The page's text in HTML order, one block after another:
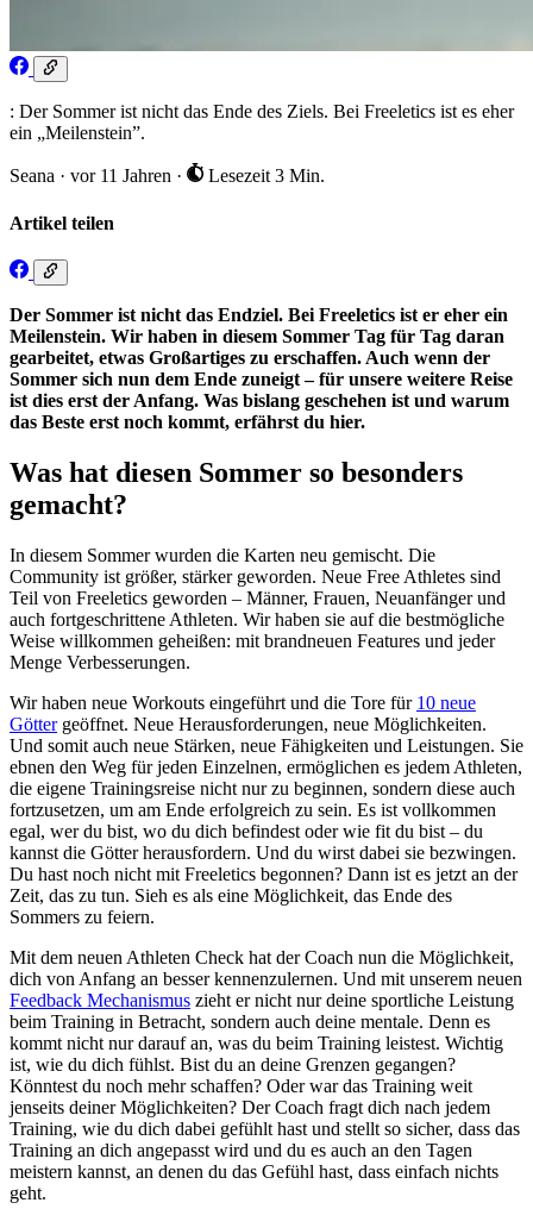
: Der Sommer ist nicht das Ende des Ziels. Bei Freeletics ist es eher
ein „Meilenstein”.
Seana · vor 11 Jahren · Lesezeit 3 Min.
Artikel teilen
Der Sommer ist nicht das Endziel. Bei Freeletics ist er eher ein
Meilenstein. Wir haben in diesem Sommer Tag für Tag daran
gearbeitet, etwas Großartiges zu erschaffen. Auch wenn der
Sommer sich nun dem Ende zuneigt – für unsere weitere Reise
ist dies erst der Anfang. Was bislang geschehen ist und warum
das Beste erst noch kommt, erfährst du hier.
Was hat diesen Sommer so besonders
gemacht?
In diesem Sommer wurden die Karten neu gemischt. Die
Community ist größer, stärker geworden. Neue Free Athletes sind
Teil von Freeletics geworden – Männer, Frauen, Neuanfänger und
auch fortgeschrittene Athleten. Wir haben sie auf die bestmögliche
Weise willkommen geheißen: mit brandneuen Features und jeder
Menge Verbesserungen.
Wir haben neue Workouts eingeführt und die Tore für 10 neue
Göttergeöffnet. Neue Herausforderungen, neue Möglichkeiten.
Und somit auch neue Stärken, neue Fähigkeiten und Leistungen. Sie
ebnen den Weg für jeden Einzelnen, ermöglichen es jedem Athleten,
die eigene Trainingsreise nicht nur zu beginnen, sondern diese auch
fortzusetzen, um am Ende erfolgreich zu sein. Es ist vollkommen
egal, wer du bist, wo du dich befindest oder wie fit du bist – du
kannst die Götter herausfordern. Und du wirst dabei sie bezwingen.
Du hast noch nicht mit Freeletics begonnen? Dann ist es jetzt an der
Zeit, das zu tun. Sieh es als eine Möglichkeit, das Ende des
Sommers zu feiern.
Mit dem neuen Athleten Check hat der Coach nun die Möglichkeit,
dich von Anfang an besser kennenzulernen. Und mit unserem neuen
Feedback Mechanismus zieht er nicht nur deine sportliche Leistung
beim Training in Betracht, sondern auch deine mentale. Denn es
kommt nicht nur darauf an, was du beim Training leistest. Wichtig
ist, wie du dich fühlst. Bist du an deine Grenzen gegangen?
Könntest du noch mehr schaffen? Oder war das Training weit
jenseits deiner Möglichkeiten? Der Coach fragt dich nach jedem
Training, wie du dich dabei gefühlt hast und stellt so sicher, dass das
Training an dich angepasst wird und du es auch an den Tagen
meistern kannst, an denen du das Gefühl hast, dass einfach nichts
geht.